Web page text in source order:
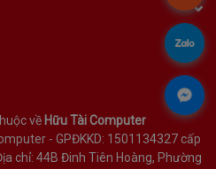
về Hữu Tài Computer
- GPĐKKD: 1501134327 cấp
chỉ: 44B Đinh Tiên Hoàng, Phường
.
.